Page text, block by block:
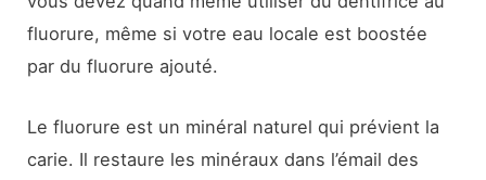
fluorure, même si votre eau locale est boostée
par du fluorure ajouté.
Le fluorure est un minéral naturel qui prévient la
carie. Il restaure les minéraux dans l’émail des